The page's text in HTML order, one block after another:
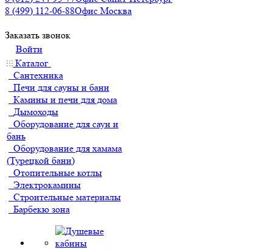
8 (499) 112-06-88Офис Москва
Заказать звонок
Войти
Каталог
Сантехника
Печи для сауны и бани
Камины и печи для дома
Дымоходы
Оборудование для саун и
бань
Оборудование для хамама
(Турецкой бани)
Отопительные котлы
Электрокамины
Строительные материалы
Барбекю зона